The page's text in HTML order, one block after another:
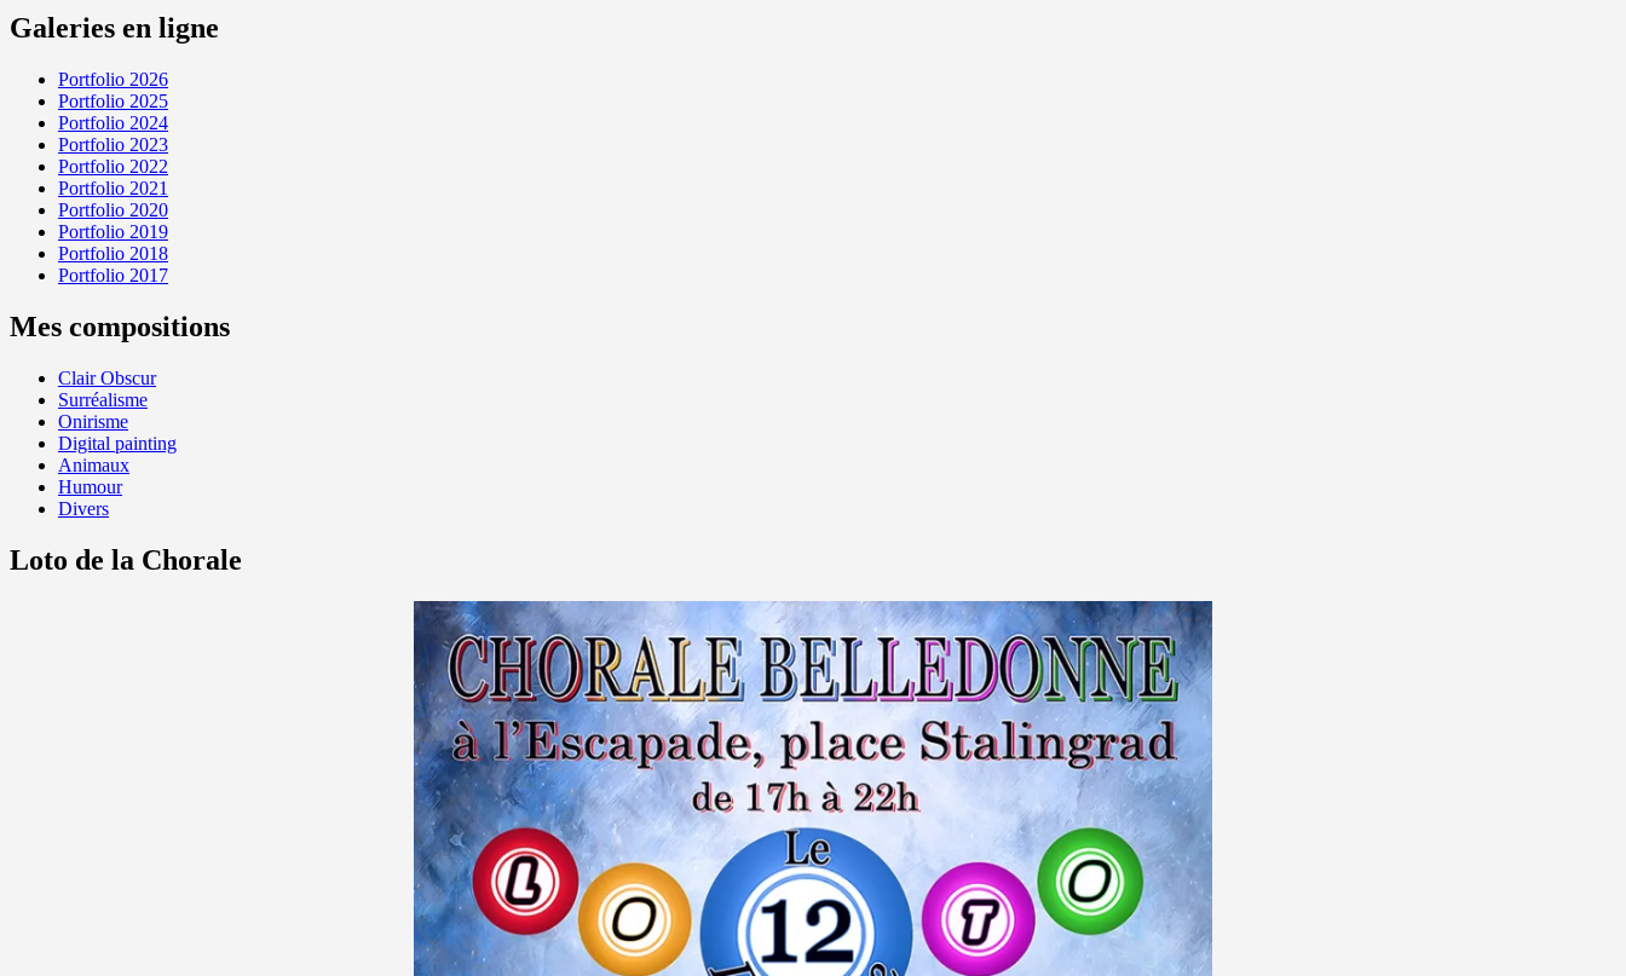
Galeries en ligne
Portfolio 2026
Portfolio 2025
Portfolio 2024
Portfolio 2023
Portfolio 2022
Portfolio 2021
Portfolio 2020
Portfolio 2019
Portfolio 2018
Portfolio 2017
Mes compositions
Clair Obscur
Surréalisme
Onirisme
Digital painting
Animaux
Humour
Divers
Loto de la Chorale